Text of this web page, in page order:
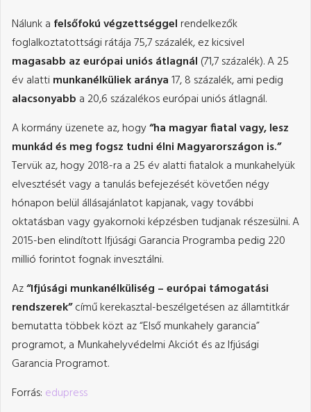
Nálunk a felsőfokú végzettséggelrendelkezők
foglalkoztatottsági rátája 75,7 százalék, ez kicsivel
magasabb az európai uniós átlagnál (71,7 százalék). A 25
év alattimunkanélküliek aránya17, 8 százalék, ami pedig
alacsonyabb a 20,6 százalékos európai uniós átlagnál.
A kormány üzenete az, hogy“ha magyar fiatal vagy, lesz
munkád és meg fogsz tudni élni Magyarországon is.”
Tervük az, hogy 2018-ra a 25 év alatti fiatalok a munkahelyük
elvesztését vagy a tanulás befejezését követően négy
hónapon belül állásajánlatot kapjanak, vagy további
oktatásban vagy gyakornoki képzésben tudjanak részesülni. A
2015-ben elindított Ifjúsági Garancia Programba pedig 220
millió forintot fognak invesztálni.
Az“Ifjúsági munkanélküliség – európai támogatási
rendszerek”című kerekasztal-beszélgetésen az államtitkár
bemutatta többek közt az “Első munkahely garancia”
programot, a Munkahelyvédelmi Akciót és az Ifjúsági
Garancia Programot.
Forrás: edupress